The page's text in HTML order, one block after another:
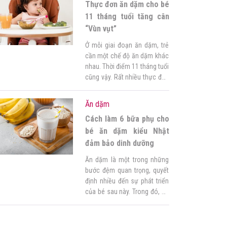
các mẹ bỉm sữa. Trong số
các loại […]
Thực đơn ăn dặm cho bé
11 tháng tuổi tăng cân
“Vùn vụt”
Ở mỗi giai đoạn ăn dặm, trẻ
cần một chế độ ăn dặm khác
nhau. Thời điểm 11 tháng tuổi
cũng vậy. Rất nhiều thực đơn
Bài viết của Góc của mẹ sẽ
giới thiệu một số thực đơn ăn
dặm cho bé 11 tháng tuổi để
các […]
Ăn dặm
Cách làm 6 bữa phụ cho
bé ăn dặm kiểu Nhật
đảm bảo dinh dưỡng
Ăn dặm là một trong những
bước đệm quan trọng, quyết
định nhiều đến sự phát triển
của bé sau này. Trong đó, ăn